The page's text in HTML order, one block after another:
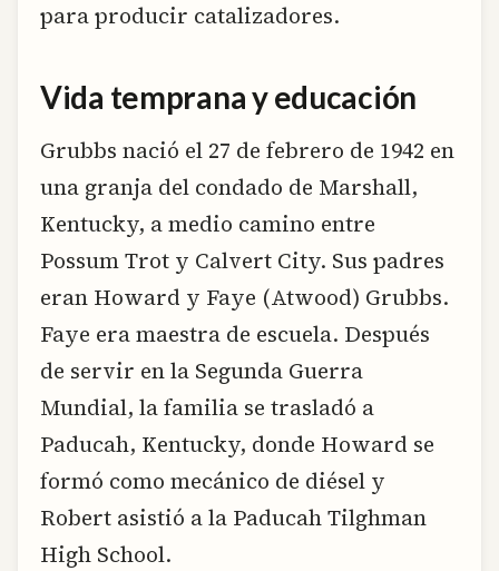
para producir catalizadores.
Vida temprana y educación
Grubbs nació el 27 de febrero de 1942 en
una granja del condado de Marshall,
Kentucky, a medio camino entre
Possum Trot y Calvert City. Sus padres
eran Howard y Faye (Atwood) Grubbs.
Faye era maestra de escuela. Después
de servir en la Segunda Guerra
Mundial, la familia se trasladó a
Paducah, Kentucky, donde Howard se
formó como mecánico de diésel y
Robert asistió a la Paducah Tilghman
High School.